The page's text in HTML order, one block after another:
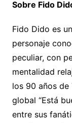
Sobre Fido
Fido Dido es
personaje
peculiar, con
mentalidad
los 90 años
global “Está
entre sus